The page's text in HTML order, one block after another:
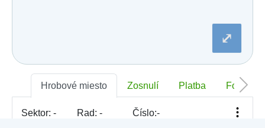
Dolný Lopašov
Dolný Ohaj
Dubnica nad Váhom
⤢
Hrobové miesto Zosnulí Platba Foto
Sektor: - Rad: - Číslo:-